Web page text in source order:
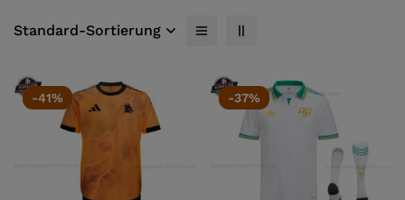
Standard-Sortierung
-41% -37%